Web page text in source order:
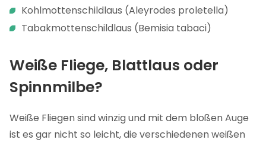
Kohlmottenschildlaus (Aleyrodes proletella)
Tabakmottenschildlaus (Bemisia tabaci)
Weiße Fliege, Blattlaus oder
Spinnmilbe?
Weiße Fliegen sind winzig und mit dem bloßen Auge
ist es gar nicht so leicht, die verschiedenen weißen